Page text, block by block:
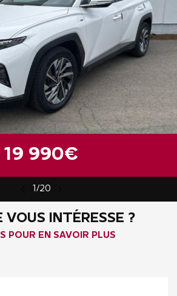
1/20
19 990€
VOUS INTÉRESSE ?
POUR EN SAVOIR PLUS